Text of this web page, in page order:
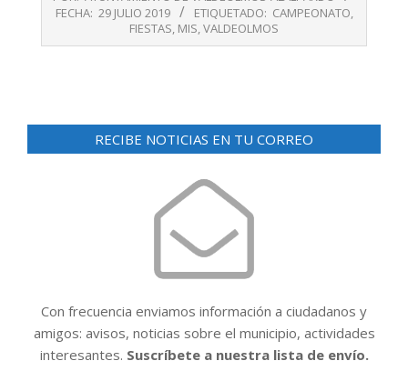
07-FECHA: 29 JULIO 2019 ETIQUETADO: CAMPEONATO
FIESTAS MIS VALDEOLMOS
RECIBE NOTICIAS EN TU CORREO
Con frecuencia enviamos información a ciudadanos y
amigos: avisos, noticias sobre el municipio, actividades
interesantes. Suscríbete a nuestra lista de envío.